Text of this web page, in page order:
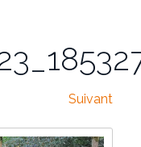
Suivant